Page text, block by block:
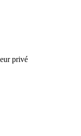
privé